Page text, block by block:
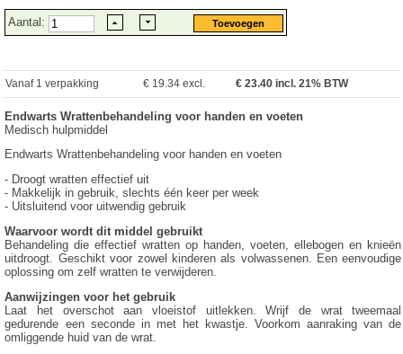
Aantal:
Vanaf 1 verpakking € 19.34 excl. €23.40 incl. 21% BTW
Endwarts Wrattenbehandeling voor handen en voeten
Medisch hulpmiddel
Endwarts Wrattenbehandeling voor handen en voeten
- Droogt wratten effectief uit
- Makkelijk in gebruik, slechts één keer per week
- Uitsluitend voor uitwendig gebruik
Waarvoor wordt dit middel gebruikt
Behandeling die effectief wratten op handen, voeten, ellebogen en knieën
uitdroogt. Geschikt voor zowel kinderen als volwassenen. Een eenvoudige
oplossing om zelf wratten te verwijderen.
Aanwijzingen voor het gebruik
Laat het overschot aan vloeistof uitlekken. Wrijf de wrat tweemaal
gedurende een seconde in met het kwastje. Voorkom aanraking van de
omliggende huid van de wrat.